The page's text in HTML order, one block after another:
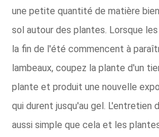
une petite quantité de matière
sol autour des plantes. Lorsque
la fin de l'été commencent à
lambeaux, coupez la plante d'un
plante et produit une nouvelle
qui durent jusqu'au gel. L'entretien
aussi simple que cela et les